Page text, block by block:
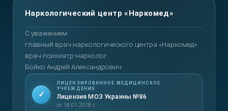
С уважением
главный врач наркологического центра «Наркомед»
врач психиатр-нарколог
Бойко Андрей Александрович
✓
ЛИЦЕНЗИРОВАННОЕ МЕДИЦИНСКОЕ
УЧРЕЖДЕНИЕ
Лицензия МОЗ Украины №86
от 18.01.2018 г.